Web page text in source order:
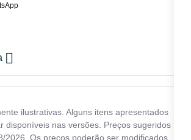
ilustrativas. Alguns itens apresentados
disponíveis nas versões. Preços sugeridos
2026. Os preços poderão ser modificados